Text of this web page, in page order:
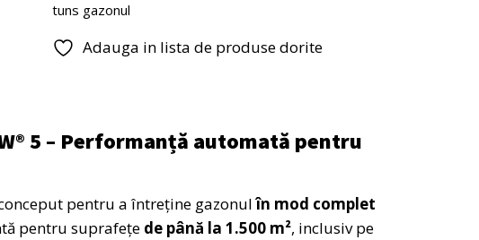
tuns gazonul
Adauga in lista de produse dorite
5 – Performanță automată pentru
pentru a întreține gazonulîn mod complet
pentru suprafețe de până la 1.500 m², inclusiv pe